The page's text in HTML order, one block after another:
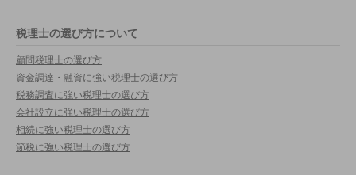
税理士の選び方について
顧問税理士の選び方
資金調達・融資に強い税理士の選び方
税務調査に強い税理士の選び方
会社設立に強い税理士の選び方
相続に強い税理士の選び方
節税に強い税理士の選び方